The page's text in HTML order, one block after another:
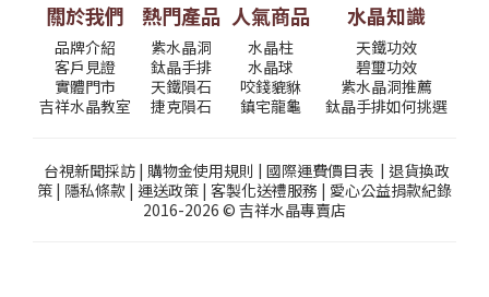
關於我們
品牌介紹
客戶見證
實體門市
吉祥水晶教室
熱門產品
紫水晶洞
鈦晶手排
天鐵隕石
捷克隕石
人氣商品
水晶柱
水晶球
咬錢貔貅
鎮宅龍龜
水晶知識
天鐵功效
碧璽功效
紫水晶洞推薦
鈦晶手排如何挑選
台視新聞採訪| 購物金使用規則 | 國際運費價目表| 退貨換政
策 | 隱私條款 | 運送政策 | 客製化送禮服務 | 愛心公益捐款紀錄
2016-2026 © 吉祥水晶專賣店